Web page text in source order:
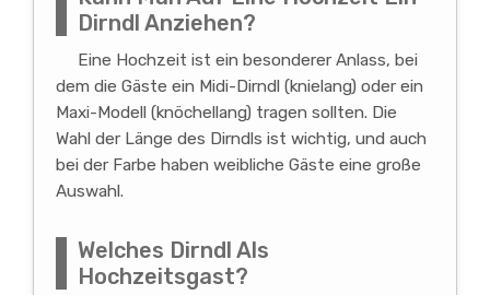
Dirndl Anziehen?
Eine Hochzeit ist ein besonderer Anlass, bei
dem die Gäste ein Midi-Dirndl (knielang) oder ein
Maxi-Modell (knöchellang) tragen sollten. Die
Wahl der Länge des Dirndls ist wichtig, und auch
bei der Farbe haben weibliche Gäste eine große
Auswahl.
Welches Dirndl Als
Hochzeitsgast?